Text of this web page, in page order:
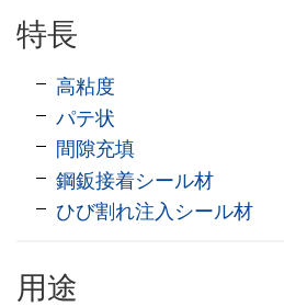
特長
高粘度
パテ状
間隙充填
鋼鈑接着シール材
ひび割れ注入シール材
用途